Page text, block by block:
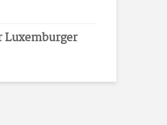
Luxemburger